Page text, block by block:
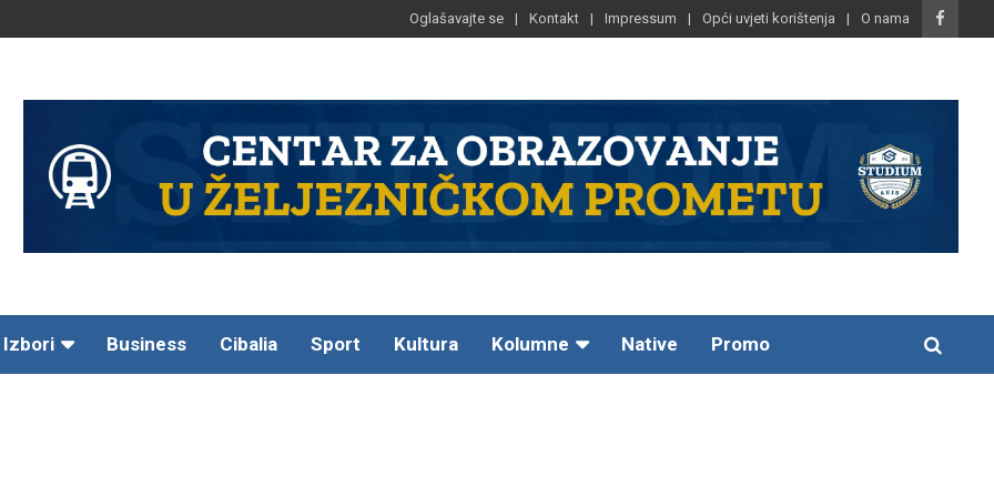
Oglašavajte se Kontakt Impressum Opći uvjeti korištenja O nama
Izbori Business Cibalia Sport Kultura Kolumne Native Promo